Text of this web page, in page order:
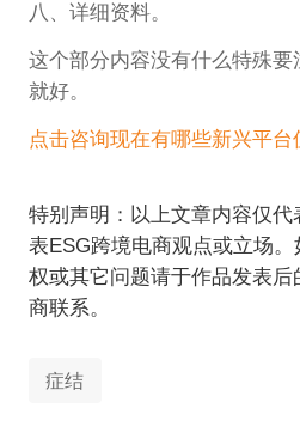
八、详细资料。
这个部分内容没有什么特殊
就好。
点击咨询现在有哪些新兴平台
特别声明：以上文章内容仅
表ESG跨境电商观点或立场
权或其它问题请于作品发表
商联系。
症结